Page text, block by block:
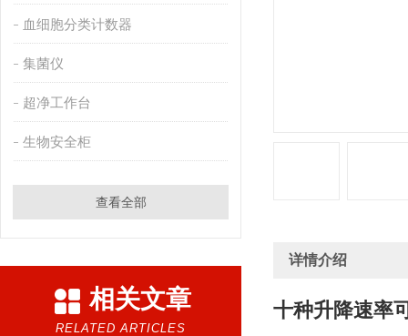
血细胞分类计数器
集菌仪
超净工作台
生物安全柜
查看全部
相关文章
RELATED ARTICLES
详情介绍
十种升降速率